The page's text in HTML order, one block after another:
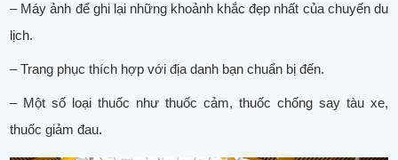
– Máy ảnh để ghi lại những khoảnh khắc đẹp nhất của chuyến du
lịch.
– Trang phục thích hợp với địa danh bạn chuẩn bị đến.
– Một số loại thuốc như thuốc cảm, thuốc chống say tàu xe,
thuốc giảm đau.